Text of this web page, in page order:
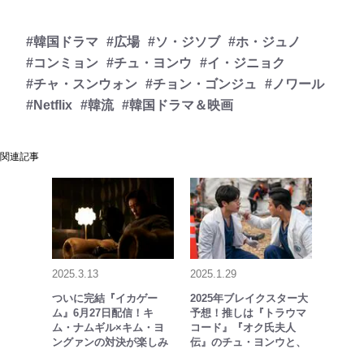
#韓国ドラマ #広場 #ソ・ジソブ #ホ・ジュノ
#コンミョン #チュ・ヨンウ
#イ・ジニョク
#チャ・スンウォン #チョン・ゴンジュ
#ノワール
#Netflix #韓流 #韓国ドラマ＆映画
関連記事
2025.3.13
ついに完結『イカゲー
ム』6月27日配信！キ
ム・ナムギル×キム・ヨ
ングァンの対決が楽しみ
2025.1.29
2025年ブレイクスター大
予想！推しは『トラウマ
コード』『オク氏夫人
伝』のチュ・ヨンウと、